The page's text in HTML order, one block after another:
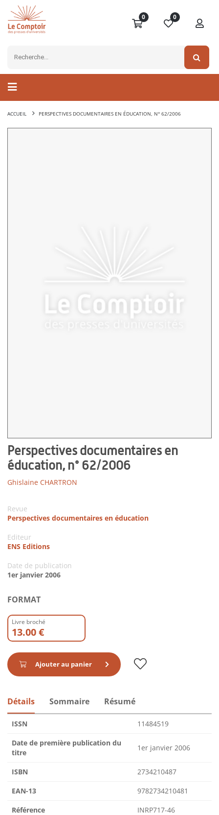
0 0
ACCUEIL PERSPECTIVES DOCUMENTAIRES EN ÉDUCATION, N° 62/2006
Perspectives documentaires en
éducation, n° 62/2006
Ghislaine CHARTRON
Revue
Perspectives documentaires en éducation
Editeur
ENS Editions
Date de publication
1er janvier 2006
FORMAT
Livre broché
13.00 €
Ajouter au panier
Détails Sommaire Résumé
ISSN 11484519
Date de première publication du
titre
1er janvier 2006
ISBN 2734210487
EAN-13 9782734210481
Référence INRP717-46